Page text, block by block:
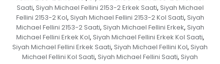
Saati, Siyah Michael Fellini 2153-2 Erkek Saati, Siyah Michael
Fellini 2153-2 Kol, Siyah Michael Fellini 2153-2 Kol Saati, Siyah
Michael Fellini 2153-2 Saati, Siyah Michael Fellini Erkek, Siyah
Michael Fellini Erkek Kol, Siyah Michael Fellini Erkek Kol Saati,
Siyah Michael Fellini Erkek Saati, Siyah Michael Fellini Kol, Siyah
Michael Fellini Kol Saati, Siyah Michael Fellini Saati, Siyah